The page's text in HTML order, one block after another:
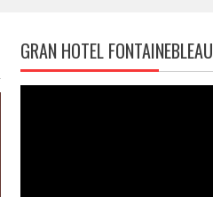
GRAN HOTEL FONTAINEBLEAU